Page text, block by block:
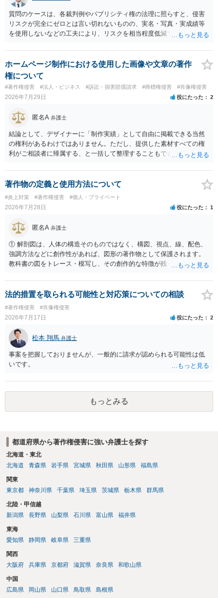
質問のケースは、各裁判例やパブリシティ権の法理に照らすと、侵害
リスクが完全にゼロとは言い切れないものの、実名・写真・実成績等
を使用しないなどの工夫により、リスクを相当程度低減できる設計に
推測できる」という点は、裁判で争われた場合に「専ら顧客吸引力の
利用を目的とする」と判断される余地を残すため、一定の注意が必要
です。 また、広告収益の有無は、侵害判断に一定の影響を与える可能
性がありますが、決定的要因ではありません。 パブリシティ権侵害の
成否は、主に「専ら顧客吸引力の利用を目的とするか」という点で判
断されます。広告収益があることは「商業的目的」を強く示す要素で
すが、それだけで直ちに侵害となるわけではありません。完全無償・
非営利であれば「表現の自由」「創作物」としての側面が強く評価さ
れる可能性があります。一方、広告収益がある場合は「商業利用」と
しての色彩が強まり、リスクが高まる可能性があります。 公開前に変
更・確認しておく事項については、公開の場でアドバイスするにも限
界があるかと思うので、資料等を持参の上、弁護士に相談されること
も一つかと存じます。
ホームページ制作における使用した画像や文章の著作
権について
#著作権侵害 #法人・ビジネス #訴訟・損害賠償請求 #商標権侵害 #肖像権侵害
2026年7月29日 役にたった 2
匿名A 弁護士
結論として、デザイナーに「制作実績」として自由に掲載できる当然
の権利があるわけではありません。ただし、提供した素材すべての権
利がご相談者に帰属する、と一括して整理することもできません。 ご
身が著作権者です。 他方、ブランド名、文字主体のロゴ、商品情報、
短いキャッチコピー、販売コンセプトなどは、通常、著作物には当た
りません。ただし、ロゴに独自の図形やイラスト等が含まれる場合に
は、その表現部分が著作物となる可能性があります。 また、人物写真
の著作権は撮影者に、肖像に関する権利は被写体本人に帰属します
（著作権法2条・17条）。 ウェブサイト全体に当然に著作権が生じる
わけではありません。デザイナーが独自に制作したイラストやバナー
等は別として、一般的なレイアウトや配色、依頼者から提供された素
材を希望に沿って配置した部分には、通常、著作物性は認められにく
いと考えられます。仮に具体的な画面構成の一部に創作性が認められ
ても、その権利は当該部分に限られ、ご相談者の写真や文章等を制作
実績として掲載する権限まで当然に生じるものではありません。 もっ
とも、契約書がなくても、見積書、メール、利用規約等に実績掲載へ
の同意があれば別です。また、単に制作を担当した事実を記載した
り、公開中のサイトへリンクしたりする行為まで当然に禁止できると
は限りません。 人物写真については、通常のSNSへの無断掲載と同
様、掲載目的、態様、必要性、本人の特定可能性等から判断されま
す。営業目的であり、本人も掲載を拒否していることは、違法性を認
める方向の事情となりますが、自動的に肖像権侵害となるわけではあ
りません。 まず、見積書、メール、チャット、デザイナーの利用規約
を確認したうえで、「提供素材及びこれを含む画面の複製・SNS掲載
著作物の定義と使用方法について
#炎上対策 #著作権侵害 #個人・プライベート
2026年7月28日 役にたった 1
匿名A 弁護士
① 解剖図は、人体の構造そのものではなく、構図、視点、線、配色、
強調方法などに創作性があれば、図形の著作物として保護されます。
教科書の図をトレース・模写し、その創作的な特徴が残っていれば、
も、SNSへの公開は私的使用には当たりません。 ② 出典を記載するだ
けでは、適法な引用にはなりません。自分の説明や批評が主で、図が
れ、必要な範囲に限られていることなどが必要です。勉強ノートの教
材として図そのものを中心的に掲載する場合、引用と認められにくい
でしょう。 文章についても、単に所々表現を変えただけで適法になる
とは限りません。医学上の事実を理解したうえで、ご自身の表現と構
成でまとめる必要があります。 安全にSNSで公開するには、教科書の
図をトレース・模写した部分は掲載せず、人体の構造という事実を基
に、自分で構図や表現を工夫して作図する方法が考えられます。ま
た、改変・SNS掲載が認められたオープンライセンス素材を、利用条
件に従って使う方法もあります。トレースした図を残したい場合は、
自分だけの学習用にとどめるのが安全です。
法的措置を取られる可能性と対応策についての相談
#著作権侵害 #肖像権侵害
2026年7月17日 役にたった 2
松本 翔馬 弁護士
事案を把握しておりませんが、一般的に請求が認められる可能性は低
いです。
もっとみる
都道府県から著作権侵害に強い弁護士を探す
北海道・東北
北海道
青森県 岩手県 宮城県 秋田県 山形県 福島県
関東
東京都
神奈川県 千葉県 埼玉県 茨城県 栃木県 群馬県
北陸・甲信越
新潟県
長野県 山梨県 石川県 富山県 福井県
東海
愛知県
静岡県 岐阜県 三重県
関西
大阪府
兵庫県 京都府 滋賀県 奈良県 和歌山県
中国
広島県
岡山県 山口県 鳥取県 島根県